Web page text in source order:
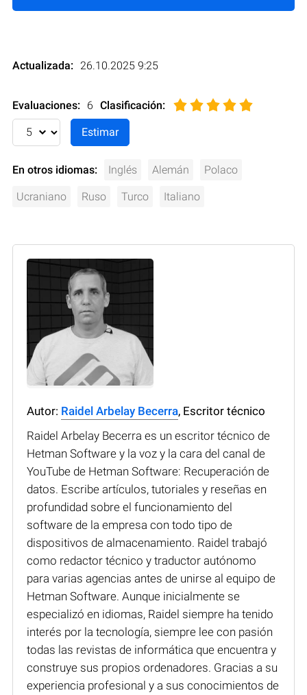
Actualizada: 26.10.2025 9:25
Evaluaciones: 6 Clasificación:
En otros idiomas: Inglés Alemán Polaco
Ucraniano Ruso Turco Italiano
Autor: Raidel Arbelay Becerra, Escritor técnico
Raidel Arbelay Becerra es un escritor técnico de
Hetman Software y la voz y la cara del canal de
YouTube de Hetman Software: Recuperación de
datos. Escribe artículos, tutoriales y reseñas en
profundidad sobre el funcionamiento del
software de la empresa con todo tipo de
dispositivos de almacenamiento. Raidel trabajó
como redactor técnico y traductor autónomo
para varias agencias antes de unirse al equipo de
Hetman Software. Aunque inicialmente se
especializó en idiomas, Raidel siempre ha tenido
interés por la tecnología, siempre lee con pasión
todas las revistas de informática que encuentra y
construye sus propios ordenadores. Gracias a su
experiencia profesional y a sus conocimientos de